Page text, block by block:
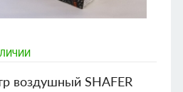
воздушный SHAFER